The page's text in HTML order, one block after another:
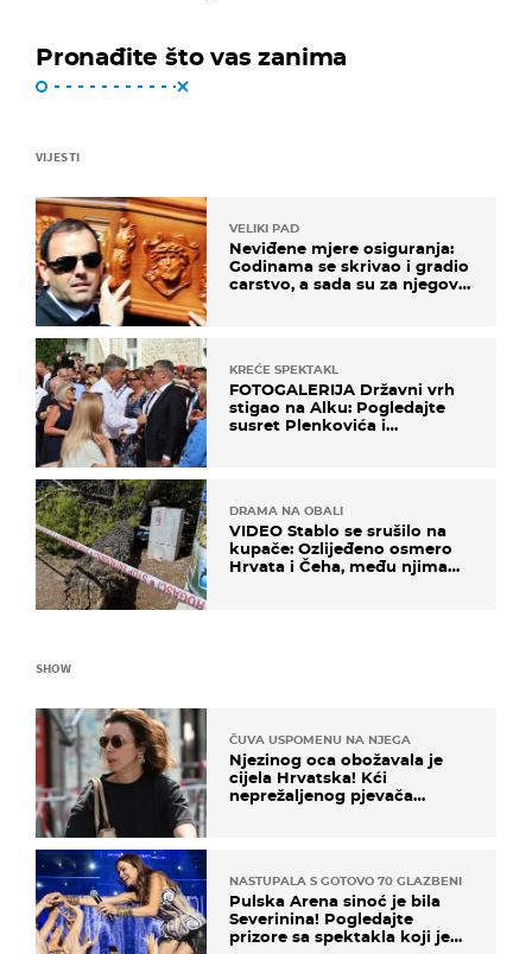
Pronađite što vas zanima
VIJESTI
VELIKI PAD
Neviđene mjere osiguranja:
Godinama se skrivao i gradio
carstvo, a sada su za njegovo
KREĆE SPEKTAKL
FOTOGALERIJA Državni vrh
stigao na Alku: Pogledajte
susret Plenkovića i
DRAMA NA OBALI
VIDEO Stablo se srušilo na
kupače: Ozlijeđeno osmero
Hrvata i Čeha, među njima
SHOW
ČUVA USPOMENU NA NJEGA
Njezinog oca obožavala je
cijela Hrvatska! Kći
neprežaljenog pjevača
NASTUPALA S GOTOVO 70 GLAZBENIKA
Pulska Arena sinoć je bila
Severinina! Pogledajte
prizore sa spektakla koji je